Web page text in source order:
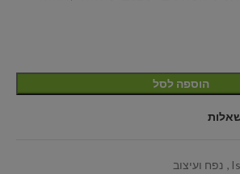
הוספה לסל
, נפח ועיצוב